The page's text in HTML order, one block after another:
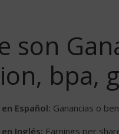
son
bpa,
Español: Ganancias o
Inglés: Earnings per